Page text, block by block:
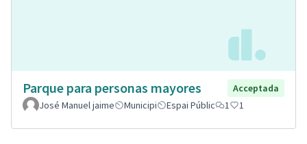
Parque para personas mayores
Acceptada
José Manuel jaime
Municipi Espai Públic 1 1